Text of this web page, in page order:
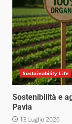
Sustainability Life
Sostenibilità e
Pavia
13 Luglio 2026